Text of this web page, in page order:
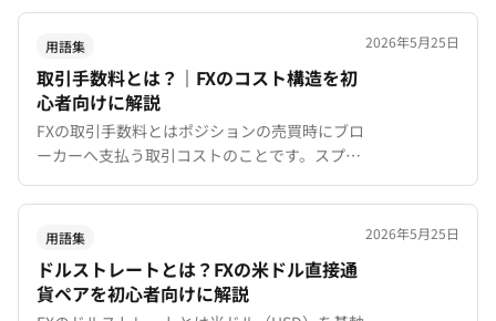
消滅条件まで、よくある質問と回答をまとめま
した。
用語集
取引手数料とは？｜FXのコスト構造を初
心者向けに解説
FXの取引手数料とはポジションの売買時にブロ
ーカーへ支払う取引コストのことです。スプレ
ッドとの違いやXMTradingの口座タイプ別の手
数料体系を初心者向けにわかりやすく解説。
2026年5月25日
用語集
ドルストレートとは？FXの米ドル直接通
貨ペアを初心者向けに解説
2026年5月25日